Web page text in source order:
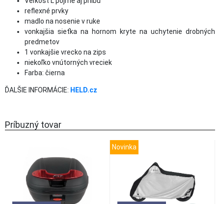
reflexné prvky
madlo na nosenie v ruke
vonkajšia sieťka na hornom kryte na uchytenie drobných
predmetov
1 vonkajšie vrecko na zips
niekoľko vnútorných vreciek
Farba: čierna
ĎALŠIE INFORMÁCIE: HELD.cz
Príbuzný tovar
Novinka